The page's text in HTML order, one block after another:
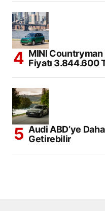
MINI
Fiyatı 3.844.600
Audi ABD’ye
Getirebilir